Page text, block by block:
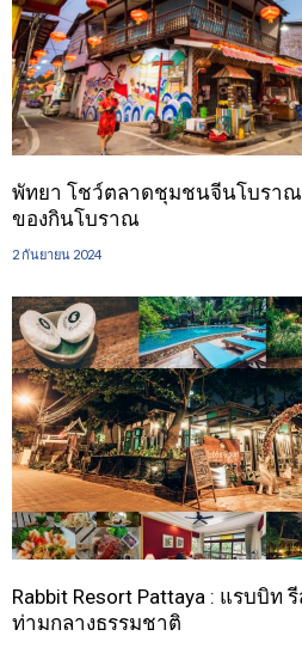
พัทยา โชว์ตลาดชุมชนจีนโบรา
ของกินโบราณ
2 กันยายน 2024
Rabbit Resort Pattaya : แรบบิท
ท่ามกลางธรรมชาติ